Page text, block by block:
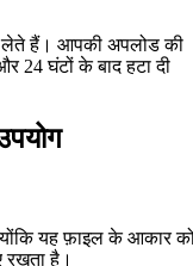
लेते हैं। आपकी अपलोड की
24 घंटों के बाद हटा दी
यह फ़ाइल के आकार
रखता है।